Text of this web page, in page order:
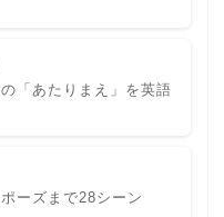
「あたりまえ」を英語
ーズまで28シーン